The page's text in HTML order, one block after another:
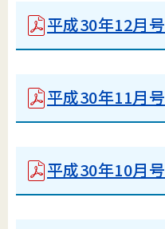
平成30年12月号
平成30年11月号
平成30年10月号